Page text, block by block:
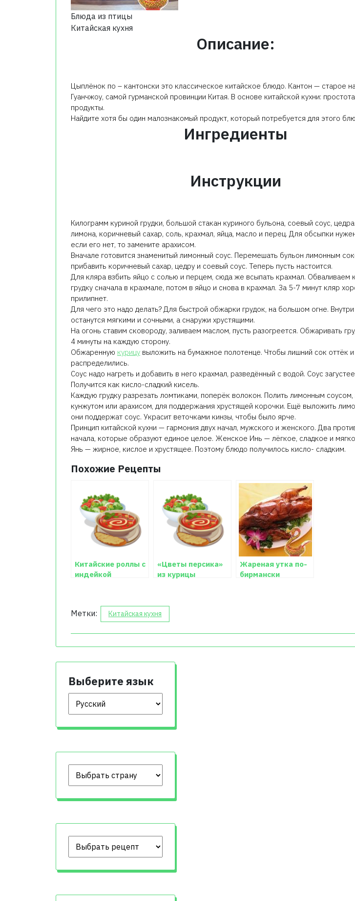
Блюда из птицы
Китайская кухня
Описание:
Цыплёнок по – кантонски это классическое китайское блюдо. Кантон — старое
Гуанчжоу, самой гурманской провинции Китая. В основе китайской кухни:
продукты.
Найдите хотя бы один малознакомый продукт, который потребуется для этого
Ингредиенты
Инструкции
Килограмм куриной грудки, большой стакан куриного бульона, соевый соус,
лимона, коричневый сахар, соль, крахмал, яйца, масло и перец. Для обсыпки
если его нет, то замените арахисом.
Вначале готовится знаменитый лимонный соус. Перемешать бульон лимонным
прибавить коричневый сахар, цедру и соевый соус. Теперь пусть настоится.
Для кляра взбить яйцо с солью и перцем, сюда же всыпать крахмал. Обваливаем
грудку сначала в крахмале, потом в яйцо и снова в крахмал. За 5-7 минут кляр
прилипнет.
Для чего это надо делать? Для быстрой обжарки грудок, на большом огне. Внутри
останутся мягкими и сочными, а снаружи хрустящими.
На огонь ставим сковороду, заливаем маслом, пусть разогреется. Обжаривать
4 минуты на каждую сторону.
Обжаренную курицу выложить на бумажное полотенце. Чтобы лишний сок оттёк
распределились.
Соус надо нагреть и добавить в него крахмал, разведённый с водой. Соус
Получится как кисло-сладкий кисель.
Каждую грудку разрезать ломтиками, поперёк волокон. Полить лимонным соусом,
кунжутом или арахисом, для поддержания хрустящей корочки. Ещё выложить
они поддержат соус. Украсит веточками кинзы, чтобы было ярче.
Принцип китайской кухни — гармония двух начал, мужского и женского. Два
начала, которые образуют единое целое. Женское Инь — лёгкое, сладкое и
Янь — жирное, кислое и хрустящее. Поэтому блюдо получилось кисло- сладким.
Похожие Рецепты
Китайские роллы с
индейкой
«Цветы персика»
из курицы
Жареная утка по-
бирмански
Метки: Китайская кухня
Выберите язык
Выберите язык